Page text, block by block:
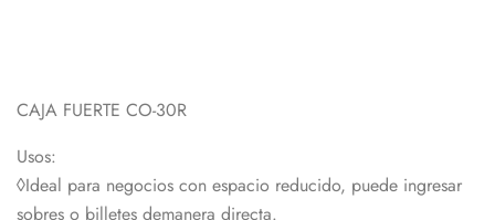
CAJA FUERTE CO-30R
Usos:
◊Ideal para negocios con espacio reducido, puede ingresar
sobres o billetes demanera directa.